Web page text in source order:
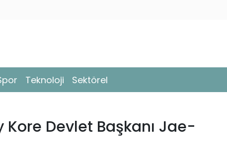
Teknoloji Sektörel
Kore Devlet Başkanı Jae-